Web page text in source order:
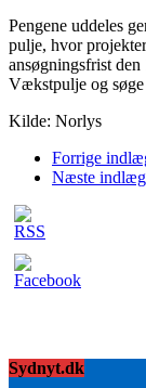
Pengene uddeles
pulje, hvor
ansøgningsfrist
Vækstpulje og søge
Kilde: Norlys
Forrige
Næste indlæg
Sydnyt.dk